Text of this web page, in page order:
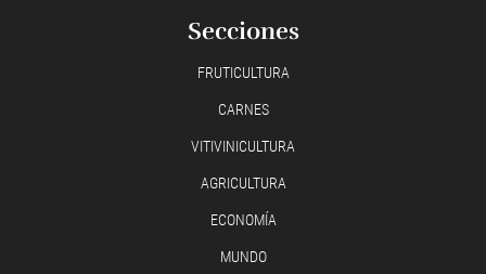
Secciones
FRUTICULTURA
CARNES
VITIVINICULTURA
AGRICULTURA
ECONOMÍA
MUNDO